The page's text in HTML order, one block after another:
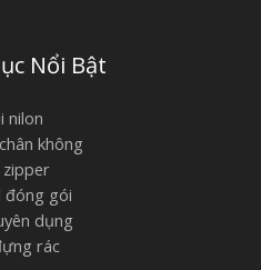
Nổi Bật
nilon
không
zipper
đóng gói
dụng
rác